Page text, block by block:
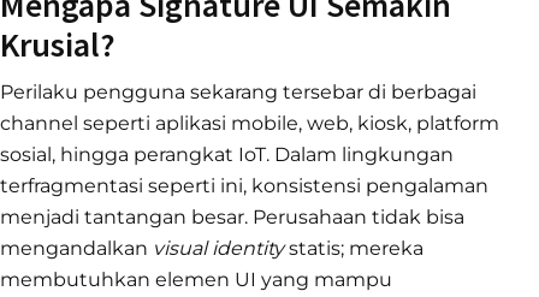
Krusial?
Perilaku pengguna sekarang tersebar di berbagai
channel seperti aplikasi mobile, web, kiosk, platform
sosial, hingga perangkat IoT. Dalam lingkungan
terfragmentasi seperti ini, konsistensi pengalaman
menjadi tantangan besar. Perusahaan tidak bisa
mengandalkan visual identitystatis; mereka
membutuhkan elemen UI yang mampu